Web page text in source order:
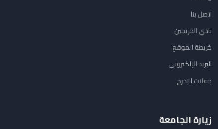
اتصل بنا
نادي الخريجين
خريطة الموقع
البريد الإلكتروني
حفلات التخرج
زيارة الجامعة